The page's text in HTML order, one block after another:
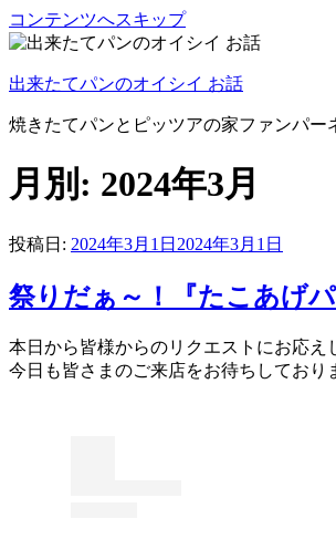
コンテンツへスキップ
出来たてパンのオイシイ お話
焼きたてパンとピッツアの家ファンパー
月別: 2024年3月
投稿日: 2024年3月1日 2024年3月1日
祭りだぁ～！『たこあげ
本日から皆様からのリクエストにお応え
今日も皆さまのご来店をお待ちしており